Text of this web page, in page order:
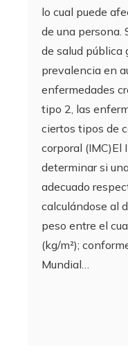
lo cual puede
de una persona.
de salud pública
prevalencia en
enfermedades
tipo 2, las
ciertos tipos de
corporal (IMC)El
determinar si
adecuado
calculándose al
peso entre el
(kg/m²);
Mundial…